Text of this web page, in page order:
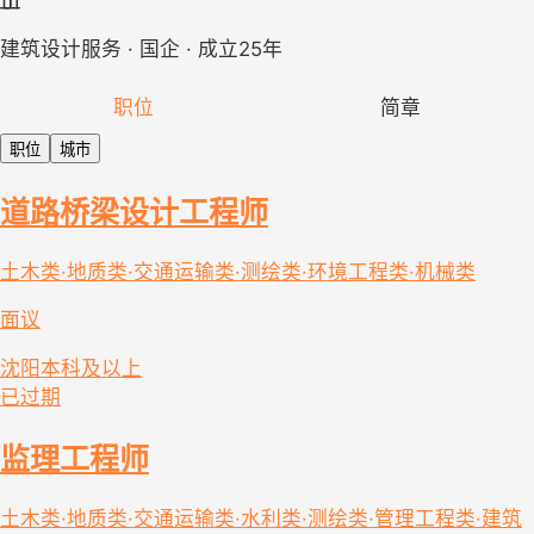
建筑设计服务 · 国企 · 成立25年
职位 简章
职位 城市
道路桥梁设计工程师
土木类·地质类·交通运输类·测绘类·环境工程类·机械类
面议
沈阳本科及以上
已过期
监理工程师
土木类·地质类·交通运输类·水利类·测绘类·管理工程类·建筑